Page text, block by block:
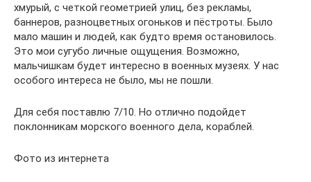
хмурый, с четкой геометрией улиц, без рекламы,
баннеров, разноцветных огоньков и пёстроты. Было
мало машин и людей, как будто время остановилось.
Это мои сугубо личные ощущения. Возможно,
мальчишкам будет интересно в военных музеях. У нас
особого интереса не было, мы не пошли.
Для себя поставлю 7/10. Но отлично подойдет
поклонникам морского военного дела, кораблей.
Фото из интернета